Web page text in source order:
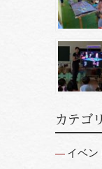
カテゴ
イベン